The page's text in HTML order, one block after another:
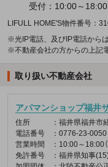
受付：10:00～18:00
LIFULL HOME'S物件番号：
※光IP電話、及びIP電話から
※不動産会社の方からの上記
取り扱い不動産会社
アパマンショップ福
住所
：福井県福井市
電話番号
：0776-23-0050
営業時間
：10:00～18:00
免許番号
：福井県知事